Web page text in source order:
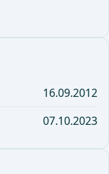
16.09.2012
07.10.2023